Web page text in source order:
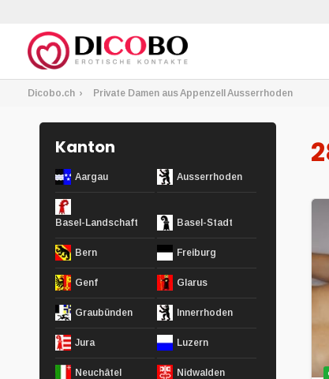
Dicobo.ch Private Damen aus Appenzell Ausserrhoden
Kanton
Aargau Ausserrhoden
Basel-Landschaft Basel-Stadt
Bern Freiburg
Genf Glarus
Graubünden Innerrhoden
Jura Luzern
Neuchâtel Nidwalden